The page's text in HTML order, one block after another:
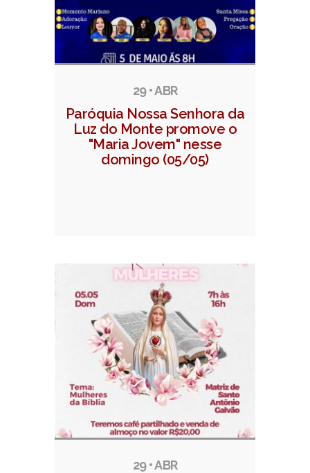
29 • ABR
Paróquia Nossa Senhora da
Luz do Monte promove o
"Maria Jovem" nesse
domingo (05/05)
29 • ABR